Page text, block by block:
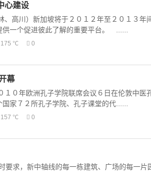
心建设
、高川）新加坡将于２０１２年至２０１３年
一个促进彼此了解的重要平台。 ......
175 ℃ 0
幕
０年欧洲孔子学院联席会议６日在伦敦中医
家７２所孔子学院、孔子课堂的代......
157 ℃ 0
求，新中轴线的每一栋建筑、广场的每一片